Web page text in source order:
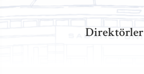
yolu
Direktörler